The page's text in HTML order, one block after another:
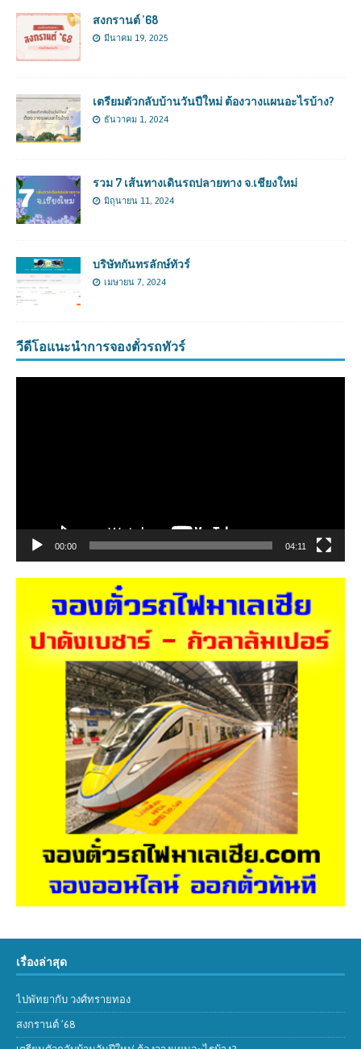
สงกรานต์ ’68
มีนาคม 19, 2025
เตรียมตัวกลับบ้านวันปีใหม่ ต้องวางแผนอะไรบ้าง?
ธันวาคม 1, 2024
รวม 7 เส้นทางเดินรถปลายทาง จ.เชียงใหม่
มิถุนายน 11, 2024
บริษัทกันทรลักษ์ทัวร์
เมษายน 7, 2024
วีดีโอแนะนำการจองตั๋วรถทัวร์
00:00 04:11
เรื่องล่าสุด
ไปพัทยากับ วงศ์ทรายทอง
สงกรานต์ ’68